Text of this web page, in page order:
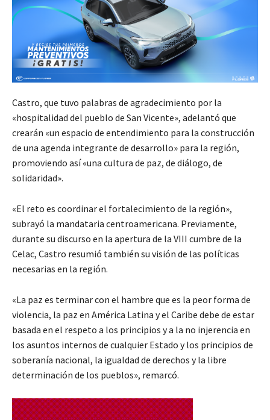
Castro, que tuvo palabras de agradecimiento por la
«hospitalidad del pueblo de San Vicente», adelantó que
crearán «un espacio de entendimiento para la construcción
de una agenda integrante de desarrollo» para la región,
promoviendo así «una cultura de paz, de diálogo, de
solidaridad».
«El reto es coordinar el fortalecimiento de la región»,
subrayó la mandataria centroamericana. Previamente,
durante su discurso en la apertura de la VIII cumbre de la
Celac, Castro resumió también su visión de las políticas
necesarias en la región.
«La paz es terminar con el hambre que es la peor forma de
violencia, la paz en América Latina y el Caribe debe de estar
basada en el respeto a los principios y a la no injerencia en
los asuntos internos de cualquier Estado y los principios de
soberanía nacional, la igualdad de derechos y la libre
determinación de los pueblos», remarcó.